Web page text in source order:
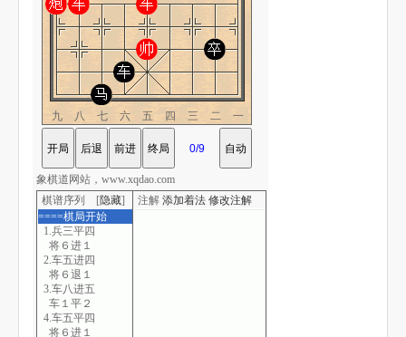
九八七六五四三二一
棋谱序列 [隐藏]
====棋局开始
1.兵三平四
将６进１
2.车五进四
将６退１
3.车八进五
车１平２
4.车五平四
将６进１
注解 添加着法 修改注解
象棋道网站，www.xqdao.com